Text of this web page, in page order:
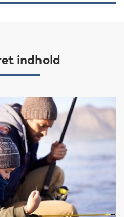
indhold